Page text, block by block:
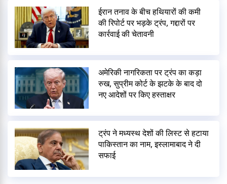
ईरान तनाव के बीच हथियारों की कमी
की रिपोर्ट पर भड़के ट्रंप, गद्दारों पर
कार्रवाई की चेतावनी
अमेरिकी नागरिकता पर ट्रंप का कड़ा
रुख, सुप्रीम कोर्ट के झटके के बाद दो
नए आदेशों पर किए हस्ताक्षर
ट्रंप ने मध्यस्थ देशों की लिस्ट से हटाया
पाकिस्तान का नाम, इस्लामाबाद ने दी
सफाई